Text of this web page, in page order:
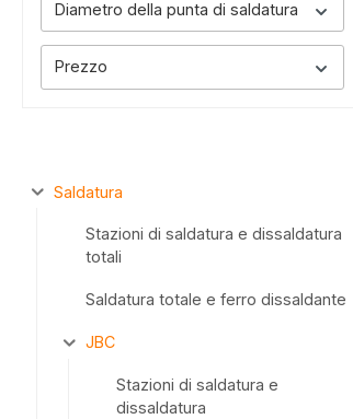
Diametro della punta di saldatura
Prezzo
Saldatura
Stazioni di saldatura e dissaldatura
totali
Saldatura totale e ferro dissaldante
JBC
Stazioni di saldatura e
dissaldatura